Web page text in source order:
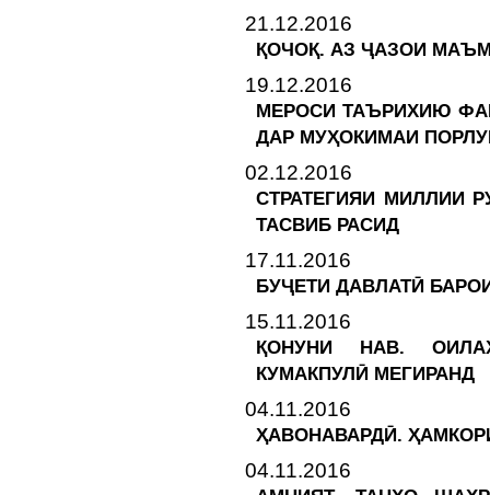
21.12.2016
ҚОЧОҚ. АЗ ҶАЗОИ
19.12.2016
МЕРОСИ ТАЪРИХИЮ
ДАР МУҲОКИМАИ
02.12.2016
СТРАТЕГИЯИ МИЛЛИИ
ТАСВИБ РАСИД
17.11.2016
БУҶЕТИ ДАВЛАТӢ
15.11.2016
ҚОНУНИ НАВ.
КУМАКПУЛӢ МЕГИРАНД
04.11.2016
ҲАВОНАВАРДӢ.
04.11.2016